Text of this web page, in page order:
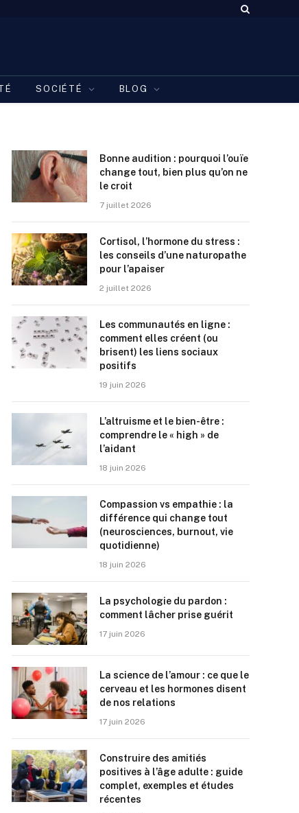
SOCIÉTÉ BLOG
Bonne audition : pourquoi l’ouïe
change tout, bien plus qu’on ne
le croit
7 juillet 2026
Cortisol, l’hormone du stress :
les conseils d’une naturopathe
pour l’apaiser
2 juillet 2026
Les communautés en ligne :
comment elles créent (ou
brisent) les liens sociaux
positifs
19 juin 2026
L’altruisme et le bien-être :
comprendre le « high » de
l’aidant
18 juin 2026
Compassion vs empathie : la
différence qui change tout
(neurosciences, burnout, vie
quotidienne)
18 juin 2026
La psychologie du pardon :
comment lâcher prise guérit
17 juin 2026
La science de l’amour : ce que le
cerveau et les hormones disent
de nos relations
17 juin 2026
Construire des amitiés
positives à l’âge adulte : guide
complet, exemples et études
récentes